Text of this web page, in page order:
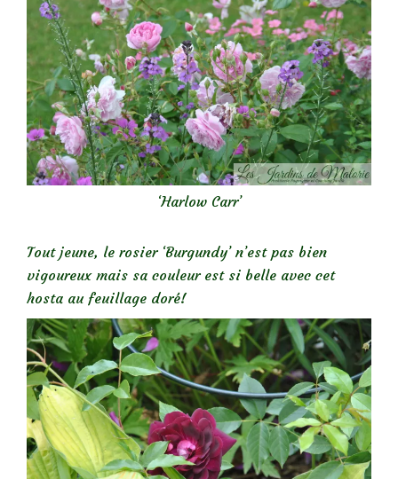
‘Harlow Carr’
Tout jeune, le rosier ‘Burgundy’ n’est pas bien
vigoureux mais sa couleur est si belle avec cet
hosta au feuillage doré!